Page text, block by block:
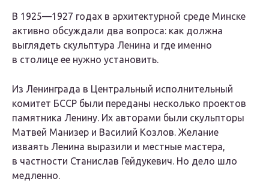
В 1925—1927 годах в архитектурной среде Минске
активно обсуждали два вопроса: как должна
выглядеть скульптура Ленина и где именно
в столице ее нужно установить.
Из Ленинграда в Центральный исполнительный
комитет БССР были переданы несколько проектов
памятника Ленину. Их авторами были скульпторы
Матвей Манизер и Василий Козлов. Желание
изваять Ленина выразили и местные мастера,
в частности Станислав Гейдукевич. Но дело шло
медленно.